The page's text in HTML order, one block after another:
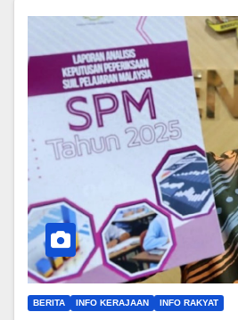
BERITA INFO KERAJAAN INFO RAKYAT